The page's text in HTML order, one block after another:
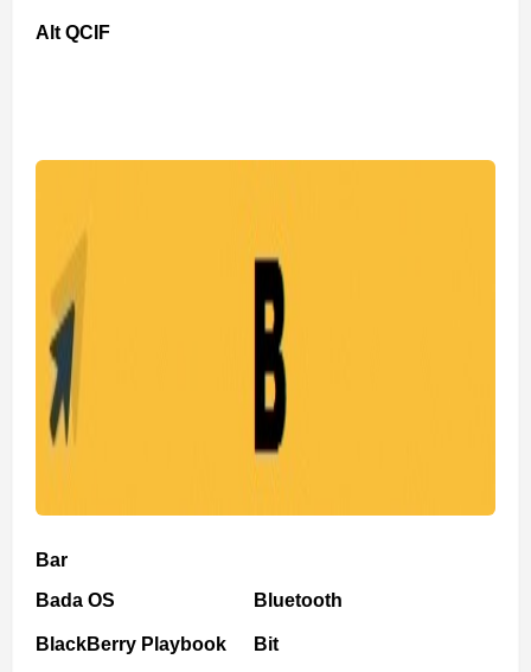
Alt QCIF
Bar
Bada OS
BlackBerry Playbook
Bluetooth
Bit